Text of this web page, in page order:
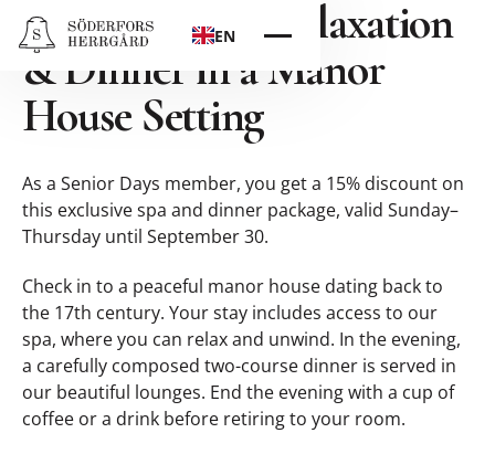
EN
Senior Days – Relaxation
& Dinner in a Manor
House Setting
As a Senior Days member, you get a 15% discount on
this exclusive spa and dinner package, valid Sunday–
Thursday until September 30.
Check in to a peaceful manor house dating back to
the 17th century. Your stay includes access to our
spa, where you can relax and unwind. In the evening,
a carefully composed two-course dinner is served in
our beautiful lounges. End the evening with a cup of
coffee or a drink before retiring to your room.